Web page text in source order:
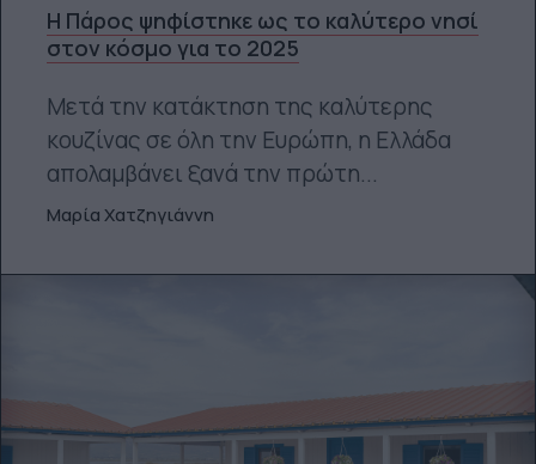
Η Πάρος ψηφίστηκε ως το καλύτερο νησί
στον κόσμο για το 2025
Μετά την κατάκτηση της καλύτερης
κουζίνας σε όλη την Ευρώπη, η Ελλάδα
απολαμβάνει ξανά την πρώτη...
Μαρία Χατζηγιάννη